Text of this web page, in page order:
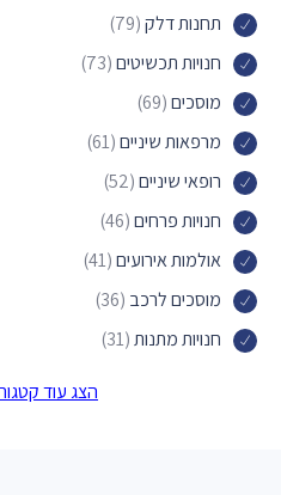
תחנות דלק(79)
חנויות תכשיטים(73)
מוסכים(69)
מרפאות שיניים(61)
רופאי שיניים(52)
חנויות פרחים(46)
אולמות אירועים(41)
מוסכים לרכב (36)
חנויות מתנות(31)
הצג עוד